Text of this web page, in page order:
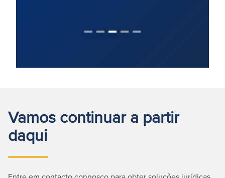
Vamos continuar a partir
daqui